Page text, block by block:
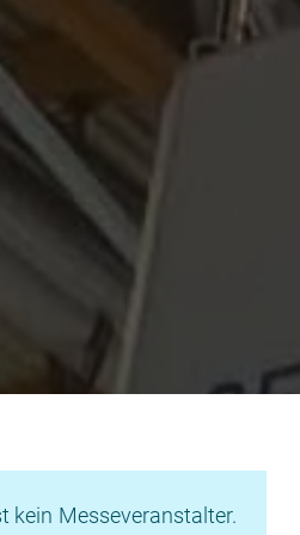
kein Messeveranstalter.